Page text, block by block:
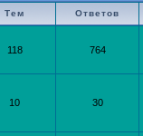
Тем Ответов
118 764
10 30